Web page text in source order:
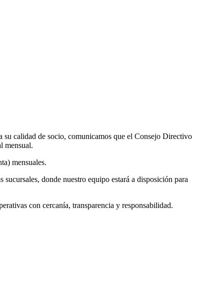
calidad de socio, comunicamos que el Consejo Directivo
mensual.
mensuales.
donde nuestro equipo estará a disposición para
con cercanía, transparencia y responsabilidad.